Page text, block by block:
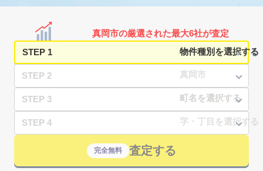
真岡市の厳選された最大6社が査定
STEP 1
STEP 2
STEP 3
STEP 4
完全無料 査定する
お問い合わせ